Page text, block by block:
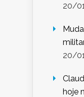
20/
20/
hoje